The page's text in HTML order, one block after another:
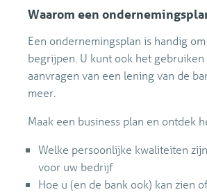
Waarom een
Een ondernemingsplan is handig
begrijpen. U kunt ook het
aanvragen van een lening van de
meer.
Maak een business plan en ontdek
Welke persoonlijke kwaliteiten
voor uw bedrijf
Hoe u (en de bank ook) kan zien